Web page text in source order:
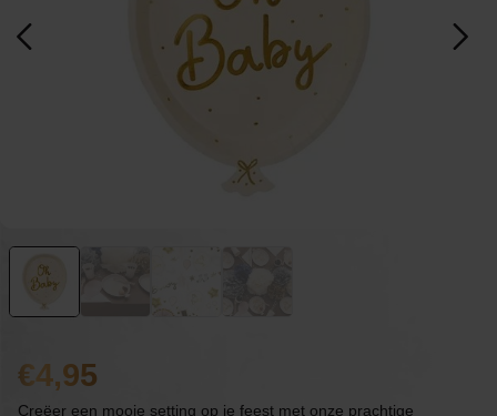
4,95
Creëer een mooie setting op je feest met onze prachtige